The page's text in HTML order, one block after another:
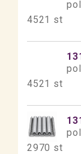
4521 st
4521 st
2970 st